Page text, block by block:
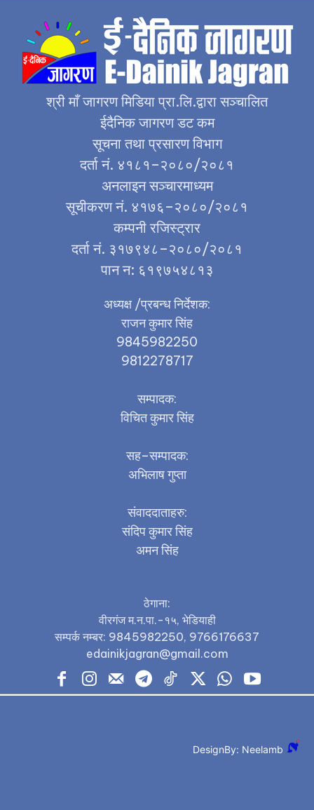
श्री माँ जागरण मिडिया प्रा.लि.द्वारा सञ्चालित
ईदैनिक जागरण डट कम
सूचना तथा प्रसारण विभाग
दर्ता नं. ४१८१–२०८०/२०८१
अनलाइन सञ्चारमाध्यम
सूचीकरण नं. ४१७६–२०८०/२०८१
कम्पनी रजिस्ट्रार
दर्ता नं. ३१७९४८–२०८०/२०८१
पान न: ६१९७५४८१३
अध्यक्ष /प्रबन्ध निर्देशक:
राजन कुमार सिंह
9845982250
9812278717
सम्पादक:
विचित कुमार सिंह
सह–सम्पादक:
अभिलाष गुप्ता
संवाददाताहरु:
संदिप कुमार सिंह
अमन सिंह
ठेगाना:
वीरगंज म.न.पा.-१५, भेडियाही
सम्पर्क नम्बर: 9845982250, 9766176637
edainikjagran@gmail.com
DesignBy: Neelamb